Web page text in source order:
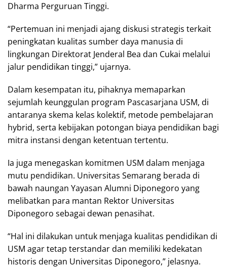
Dharma Perguruan Tinggi.
“Pertemuan ini menjadi ajang diskusi strategis terkait
peningkatan kualitas sumber daya manusia di
lingkungan Direktorat Jenderal Bea dan Cukai melalui
jalur pendidikan tinggi,” ujarnya.
Dalam kesempatan itu, pihaknya memaparkan
sejumlah keunggulan program Pascasarjana USM, di
antaranya skema kelas kolektif, metode pembelajaran
hybrid, serta kebijakan potongan biaya pendidikan bagi
mitra instansi dengan ketentuan tertentu.
Ia juga menegaskan komitmen USM dalam menjaga
mutu pendidikan. Universitas Semarang berada di
bawah naungan Yayasan Alumni Diponegoro yang
melibatkan para mantan Rektor Universitas
Diponegoro sebagai dewan penasihat.
“Hal ini dilakukan untuk menjaga kualitas pendidikan di
USM agar tetap terstandar dan memiliki kedekatan
historis dengan Universitas Diponegoro,” jelasnya.